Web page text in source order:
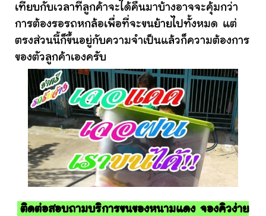
เทียบกับเวลาที่ลูกค้าจะได้คืนมาบ้างอาจจะคุ้มกว่า
การต้องรอรถหกล้อเพื่อที่จะขนย้ายไปทั้งหมด แต่
ตรงส่วนนี้ก็ขึ้นอยู่กับความจำเป็นแล้วก็ความต้องการ
ของตัวลูกค้าเองครับ
ติดต่อสอบถามบริการขนของหนามแดง จองคิวง่าย